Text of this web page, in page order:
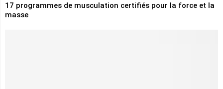
17 programmes de musculation certifiés pour la force et la
masse